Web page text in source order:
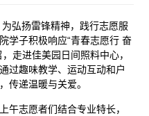
弘扬雷锋精神，践行志愿服
学子积极响应“青春志愿行 奋
走进佳美园日间照料中心，
过趣味教学、运动互动和户
传递温暖与关爱。
午志愿者们结合专业特长，